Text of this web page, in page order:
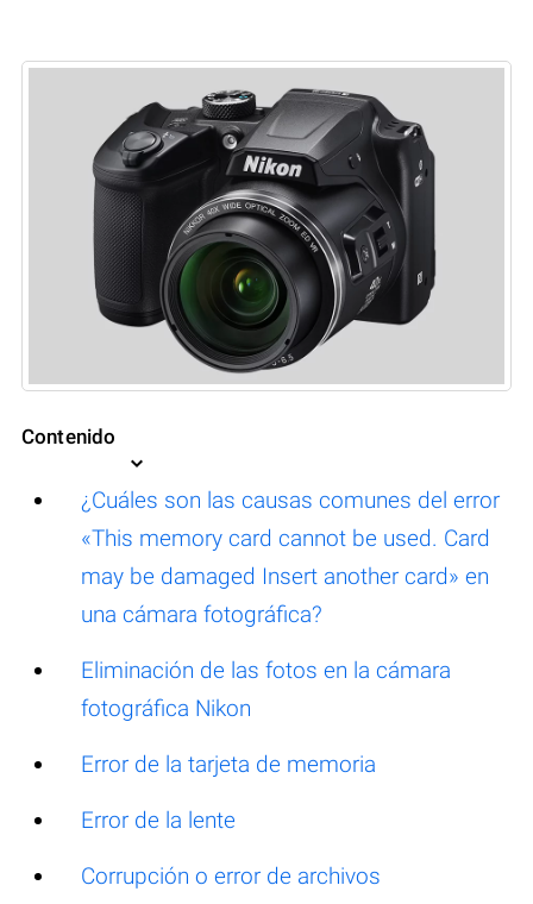
Contenido
¿Cuáles son las causas comunes del error
«This memory card cannot be used. Card
may be damaged Insert another card» en
una cámara fotográfica?
Eliminación de las fotos en la cámara
fotográfica Nikon
Error de la tarjeta de memoria
Error de la lente
Corrupción o error de archivos